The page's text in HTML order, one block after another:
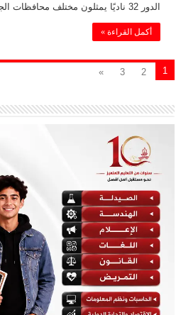
الدور 32 ناديًا يمثلون مختلف محافظات الجمهورية. …
أكمل القراءة »
1
2
3
»